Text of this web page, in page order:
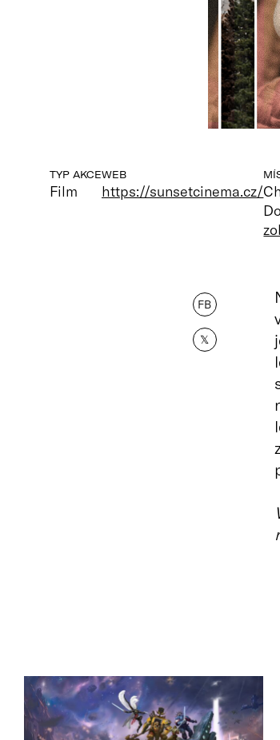
TYP AKCE
Film
WEB
https://sunsetcinema.cz/
FB
𝕏